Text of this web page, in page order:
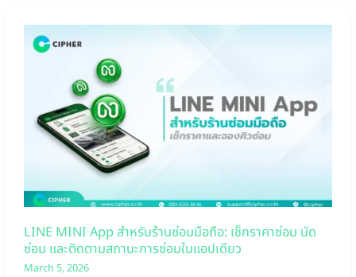
LINE MINI App สำหรับร้านซ่อมมือถือ: เช็กราคาซ่อม นัด
ซ่อม และติดตามสถานะการซ่อมในแอปเดียว
March 5, 2026